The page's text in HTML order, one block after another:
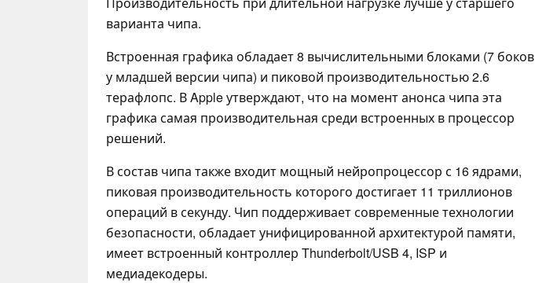
варианта чипа.
Встроенная графика обладает 8 вычислительными блоками (7 боков
у младшей версии чипа) и пиковой производительностью 2.6
терафлопс. В Apple утверждают, что на момент анонса чипа эта
графика самая производительная среди встроенных в процессор
решений.
В состав чипа также входит мощный нейропроцессор с 16 ядрами,
пиковая производительность которого достигает 11 триллионов
операций в секунду. Чип поддерживает современные технологии
безопасности, обладает унифицированной архитектурой памяти,
имеет встроенный контроллер Thunderbolt/USB 4, ISP и
медиадекодеры.